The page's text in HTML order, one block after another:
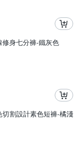
身七分褲-鐵灰色
割設計素色短褲-橘淺